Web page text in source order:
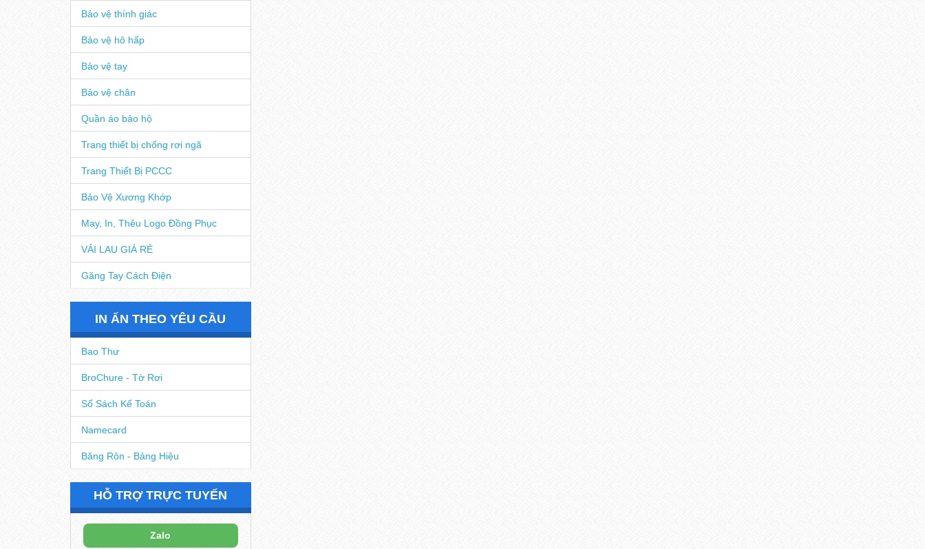
Bảo vệ thính giác
Bảo vệ hô hấp
Bảo vệ tay
Bảo vệ chân
Quần áo bảo hộ
Trang thiết bị chống rơi ngã
Trang Thiết Bị PCCC
Bảo Vệ Xương Khớp
May, In, Thêu Logo Đồng Phục
VẢI LAU GIÁ RẺ
Găng Tay Cách Điện
IN ẤN THEO YÊU CẦU
Bao Thư
BroChure - Tờ Rơi
Sổ Sách Kế Toán
Namecard
Băng Rôn - Bảng Hiệu
HỖ TRỢ TRỰC TUYẾN
Zalo